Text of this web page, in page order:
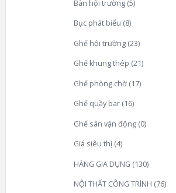
Bàn hội trường (5)
Bục phát biểu (8)
Ghế hội trường (23)
Ghế khung thép (21)
Ghế phòng chờ (17)
Ghế quầy bar (16)
Ghế sân vận động (0)
Giá siêu thị (4)
HÀNG GIA DỤNG (130)
NỘI THẤT CÔNG TRÌNH (76)